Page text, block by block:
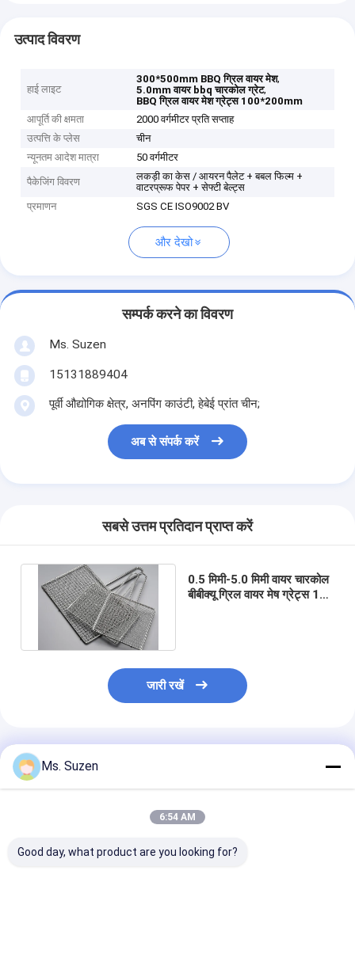
उत्पाद विवरण
हाई लाइट
300*500mm BBQ ग्रिल वायर मेश,
5.0mm वायर bbq चारकोल ग्रेट,
BBQ ग्रिल वायर मेश ग्रेट्स 100*200mm
आपूर्ति की क्षमता
2000 वर्गमीटर प्रति सप्ताह
उत्पत्ति के प्लेस
चीन
न्यूनतम आदेश मात्रा
50 वर्गमीटर
पैकेजिंग विवरण
लकड़ी का केस / आयरन पैलेट + बबल फिल्म +
वाटरप्रूफ पेपर + सेफ्टी बेल्ट्स
प्रमाणन
SGS CE ISO9002 BV
और देखो
सम्पर्क करने का विवरण
Ms. Suzen
15131889404
पूर्वी औद्योगिक क्षेत्र, अनपिंग काउंटी, हेबेई प्रांत चीन;
अब से संपर्क करें
सबसे उत्तम प्रतिदान प्राप्त करें
0.5 मिमी-5.0 मिमी वायर चारकोल
बीबीक्यू ग्रिल वायर मेष ग्रेट्स 100
जारी रखें
अनुशंसित उत्पाद
Ms. Suzen
6:54 AM
Good day, what product are you looking for?